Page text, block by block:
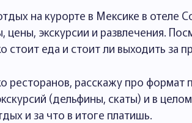
на курорте в Мексике в отеле
цены, экскурсии и развлечения.
стоит еда и стоит ли выходить за
ресторанов, расскажу про формат
(дельфины, скаты) и в
и за что в итоге платишь.